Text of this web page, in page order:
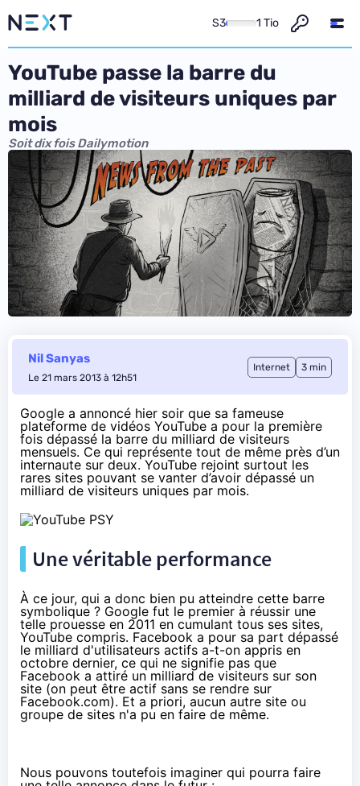
S3 1 Tio
YouTube passe la barre du
milliard de visiteurs uniques par
mois
Soit dix fois Dailymotion
Nil Sanyas
Le 21 mars 2013 à 12h51
Internet 3 min
Google a annoncé hier soir que sa fameuse
plateforme de vidéos YouTube a pour la première
fois dépassé la barre du milliard de visiteurs
mensuels. Ce qui représente tout de même près d’un
internaute sur deux. YouTube rejoint surtout les
rares sites pouvant se vanter d’avoir dépassé un
milliard de visiteurs uniques par mois.
Une véritable performance
À ce jour, qui a donc bien pu atteindre cette barre
symbolique ? Google fut le premier à réussir une
telle prouesse en 2011 en cumulant tous ses sites,
YouTube compris. Facebook a pour sa part dépassé
le milliard d'utilisateurs actifs a-t-on appris en
octobre dernier, ce qui ne signifie pas que
Facebook a attiré un milliard de visiteurs sur son
site (on peut être actif sans se rendre sur
Facebook.com). Et a priori, aucun autre site ou
groupe de sites n'a pu en faire de même.
Nous pouvons toutefois imaginer qui pourra faire